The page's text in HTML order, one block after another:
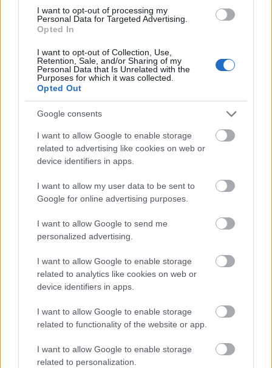
I want to opt-out of processing my
Personal Data for Targeted Advertising.
Opted In
I want to opt-out of Collection, Use,
Retention, Sale, and/or Sharing of my
Personal Data that Is Unrelated with the
Purposes for which it was collected.
Opted Out
Google consents
I want to allow Google to enable storage
related to advertising like cookies on web or
device identifiers in apps.
I want to allow my user data to be sent to
Google for online advertising purposes.
I want to allow Google to send me
personalized advertising.
I want to allow Google to enable storage
related to analytics like cookies on web or
device identifiers in apps.
I want to allow Google to enable storage
related to functionality of the website or app.
I want to allow Google to enable storage
related to personalization.
Természet és tudomány - sorozat - 1. helyezett: Pályi Zsófia
(Origo): Illegális aranyásók
László Ágnes, a kiállítás kommunikációs
igazgató a megnyitón emlékeztetett: a
jubileumi, harmincadik alkalommal
megrendezett tárlatot hagyományosan a
MÚOSZ Fotóriporteri Szakosztálya által kiírt
fotópályázat előzte meg, amelyre ezúttal 307
szerző jelentkezett összesen 8838 felvétellel.
A kiállítás először 1982-ben a Műegyetem R
Klubjában nyílt meg Szalay Zoltán Táncsics-
díjas, Pulitzer-emlékdíjas fotográfus ötlete
alapján, majd a következő esztendőtől a
Budapesti Tavaszi Fesztivál rendezvényeként
vonz egyre nagyobb közönséget. Szalay a
rendezését harminc év után, a következő
esztendőtől a fiataloknak adja át.
A XXX. Magyar Sajtófotó Kiállítás és a Harminc
év képekben című, az elmúlt három évtized
pályázatainak legjobb sajtófotóiból válogató
kísérőkiállítás május 6-ig látogatható a
Magyar Nemzeti Múzeumban.